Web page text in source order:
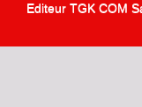
Editeur TGK COM